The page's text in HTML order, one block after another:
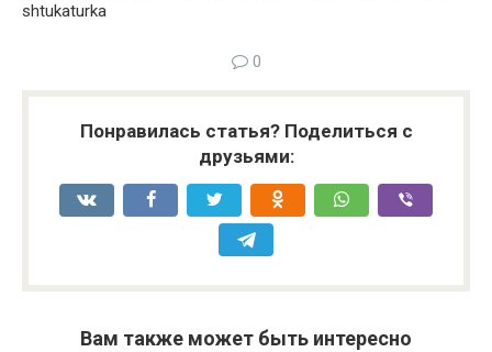
shtukaturka
0
Понравилась статья? Поделиться с
друзьями:
Вам также может быть интересно